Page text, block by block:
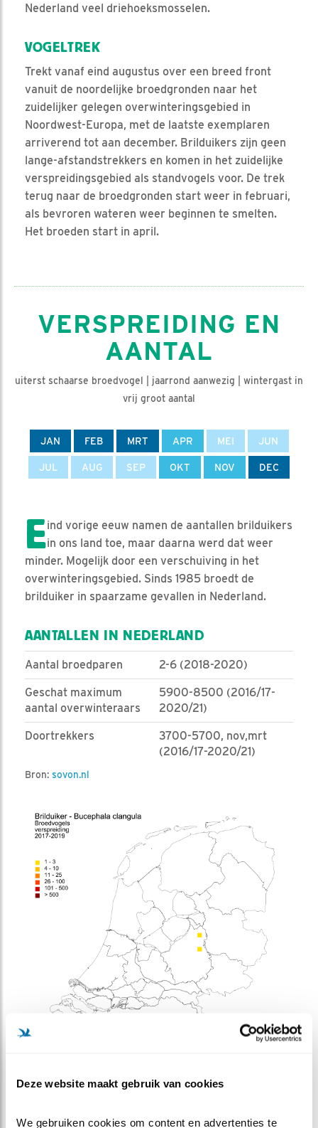
Deze website maakt gebruik van cookies
We gebruiken cookies om content en advertenties te
Nederland veel driehoeksmosselen.
VOGELTREK
Trekt vanaf eind augustus over een breed front
vanuit de noordelijke broedgronden naar het
zuidelijker gelegen overwinteringsgebied in
Noordwest-Europa, met de laatste exemplaren
arriverend tot aan december. Brilduikers zijn geen
lange-afstandstrekkers en komen in het zuidelijke
verspreidingsgebied als standvogels voor. De trek
terug naar de broedgronden start weer in februari,
als bevroren wateren weer beginnen te smelten.
Het broeden start in april.
VERSPREIDING EN
AANTAL
uiterst schaarse broedvogel | jaarrond aanwezig | wintergast in
vrij groot aantal
JAN FEB MRT APR MEI JUN
JUL AUG SEP OKT NOV DEC
Eind vorige eeuw namen de aantallen brilduikers
in ons land toe, maar daarna werd dat weer
minder. Mogelijk door een verschuiving in het
overwinteringsgebied. Sinds 1985 broedt de
brilduiker in spaarzame gevallen in Nederland.
AANTALLEN IN NEDERLAND
Aantal broedparen 2-6 (2018-2020)
Geschat maximum
aantal overwinteraars
5900-8500 (2016/17-
2020/21)
Doortrekkers
3700-5700, nov,mrt
(2016/17-2020/21)
Bron: sovon.nl